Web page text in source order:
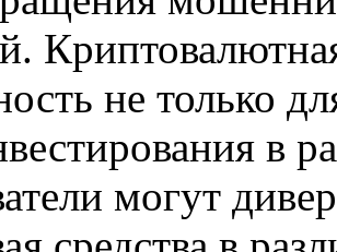
не только
в
могут